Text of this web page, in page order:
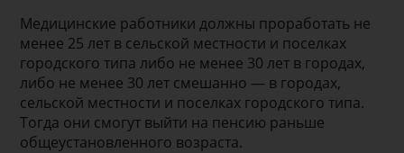
Медицинские работники должны проработать не
менее 25 лет в сельской местности и поселках
городского типа либо не менее 30 лет в городах,
либо не менее 30 лет смешанно — в городах,
сельской местности и поселках городского типа.
Тогда они смогут выйти на пенсию раньше
общеустановленного возраста.